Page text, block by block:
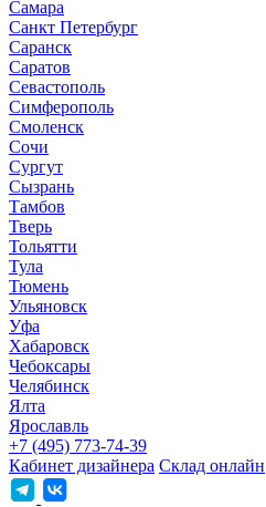
Самара
Санкт Петербург
Саранск
Саратов
Севастополь
Симферополь
Смоленск
Сочи
Сургут
Сызрань
Тамбов
Тверь
Тольятти
Тула
Тюмень
Ульяновск
Уфа
Хабаровск
Чебоксары
Челябинск
Ялта
Ярославль
+7 (495) 773-74-39
Кабинет дизайнера Склад онлайн